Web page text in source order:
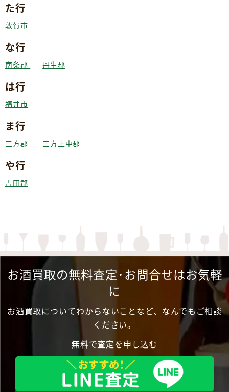
た行
敦賀市
な行
南条郡 丹生郡
は行
福井市
ま行
三方郡 三方上中郡
や行
吉田郡
お酒買取の無料査定･お問合せはお気軽
に
お酒買取についてわからないことなど、なんでもご相談
ください。
無料で査定を申し込む